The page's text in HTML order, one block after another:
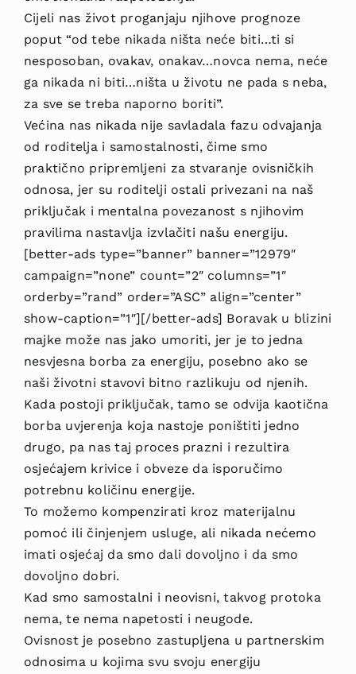
Cijeli nas život proganjaju njihove prognoze
poput “od tebe nikada ništa neće biti…ti si
nesposoban, ovakav, onakav…novca nema, neće
ga nikada ni biti…ništa u životu ne pada s neba,
za sve se treba naporno boriti”.
Većina nas nikada nije savladala fazu odvajanja
od roditelja i samostalnosti, čime smo
praktično pripremljeni za stvaranje ovisničkih
odnosa, jer su roditelji ostali privezani na naš
priključak i mentalna povezanost s njihovim
pravilima nastavlja izvlačiti našu energiju.
[better-ads type=”banner” banner=”12979″
campaign=”none” count=”2″ columns=”1″
orderby=”rand” order=”ASC” align=”center”
show-caption=”1″][/better-ads] Boravak u blizini
majke može nas jako umoriti, jer je to jedna
nesvjesna borba za energiju, posebno ako se
naši životni stavovi bitno razlikuju od njenih.
Kada postoji priključak, tamo se odvija kaotična
borba uvjerenja koja nastoje poništiti jedno
drugo, pa nas taj proces prazni i rezultira
osjećajem krivice i obveze da isporučimo
potrebnu količinu energije.
To možemo kompenzirati kroz materijalnu
pomoć ili činjenjem usluge, ali nikada nećemo
imati osjećaj da smo dali dovoljno i da smo
dovoljno dobri.
Kad smo samostalni i neovisni, takvog protoka
nema, te nema napetosti i neugode.
Ovisnost je posebno zastupljena u partnerskim
odnosima u kojima svu svoju energiju